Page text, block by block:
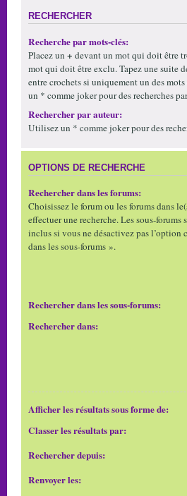
RECHERCHER
Recherche par mots-clés:
Placez un + devant un mot qui doit être
mot qui doit être exclu. Tapez une suite
entre crochets si uniquement un des
un * comme joker pour des recherches
Rechercher par auteur:
Utilisez un * comme joker pour des
OPTIONS DE RECHERCHE
Rechercher dans les forums:
Choisissez le forum ou les forums dans
effectuer une recherche. Les sous-
inclus si vous ne désactivez pas l’option
dans les sous-forums ».
Rechercher dans les sous-forums:
Rechercher dans:
Afficher les résultats sous forme de:
Classer les résultats par:
Rechercher depuis:
Renvoyer les: